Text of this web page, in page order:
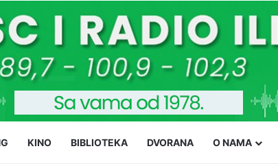
KINO BIBLIOTEKA DVORANA O NAMA